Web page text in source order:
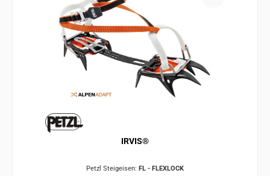
IRVIS®
Petzl Steigeisen: FL - FLEXLOCK